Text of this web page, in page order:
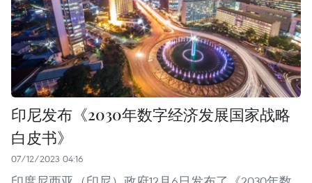
印尼发布《2030年数字经济发展国家战略
白皮书》
07/12/2023 04:16